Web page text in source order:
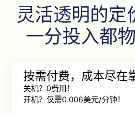
灵活透明的定
一分投入都
按需付费，成本尽在
关机？0费用！
开机？仅需0.006美元/分钟！